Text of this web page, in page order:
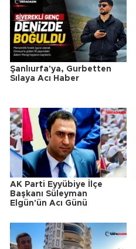
Şanlıurfa'ya, Gurbetten
Sılaya Acı Haber
AK Parti Eyyübiye İlçe
Başkanı Süleyman
Elgün'ün Acı Günü